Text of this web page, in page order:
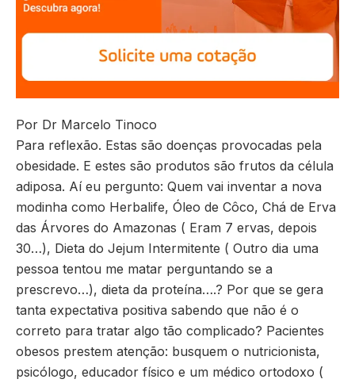
Por Dr Marcelo Tinoco
Para reflexão. Estas são doenças provocadas pela
obesidade. E estes são produtos são frutos da célula
adiposa. Aí eu pergunto: Quem vai inventar a nova
modinha como Herbalife, Óleo de Côco, Chá de Erva
das Árvores do Amazonas ( Eram 7 ervas, depois
30…), Dieta do Jejum Intermitente ( Outro dia uma
pessoa tentou me matar perguntando se a
prescrevo…), dieta da proteína….? Por que se gera
tanta expectativa positiva sabendo que não é o
correto para tratar algo tão complicado? Pacientes
obesos prestem atenção: busquem o nutricionista,
psicólogo, educador físico e um médico ortodoxo (